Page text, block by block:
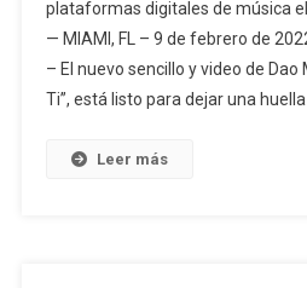
plataformas digitales de música
— MIAMI, FL – 9 de febrero de
– El nuevo sencillo y video de Dao
Ti”, está listo para dejar una huella
Leer más